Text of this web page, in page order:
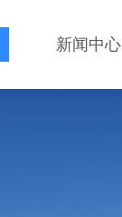
新闻中心